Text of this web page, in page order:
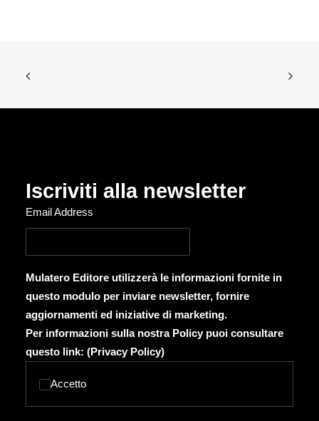
Iscriviti alla newsletter
Email Address
Mulatero Editore utilizzerà le informazioni fornite in
questo modulo per inviare newsletter, fornire
aggiornamenti ed iniziative di marketing.
Per informazioni sulla nostra Policy puoi consultare
questo link: (Privacy Policy)
Accetto